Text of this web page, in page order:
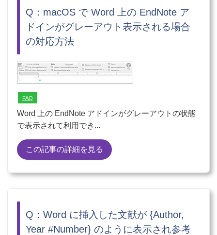
Q：macOS で Word 上の EndNote ア
ドインがグレーアウト表示される場合
の対応方法
FAQ
Word 上の EndNote アドインがグレーアウトの状態
で表示されて利用でき...
この記事の詳細を見る
Q：Word に挿入した文献が {Author,
Year #Number} のように表示され参考